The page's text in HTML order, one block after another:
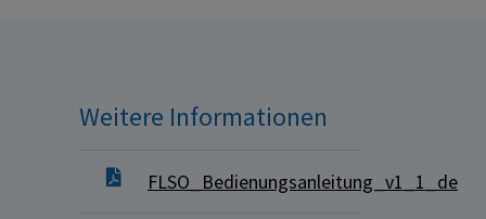
Weitere Informationen
FLSO_Bedienungsanleitung_v1_1_de